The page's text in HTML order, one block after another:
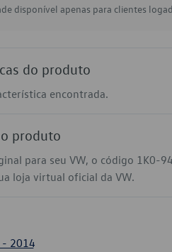
disponível apenas para clientes
do produto
encontrada.
produto
para seu VW, o código 1K0-
loja virtual oficial da VW.
2014